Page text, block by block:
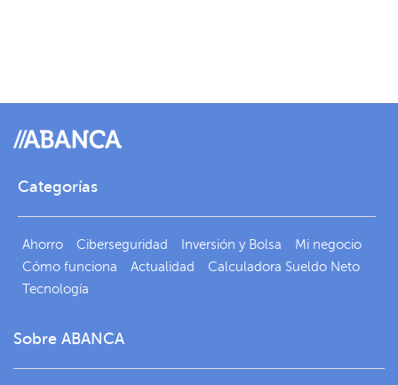
Categorías
Ahorro Ciberseguridad Inversión y Bolsa
Mi negocio
Cómo funciona
Actualidad
Calculadora Sueldo Neto
Tecnología
Sobre ABANCA